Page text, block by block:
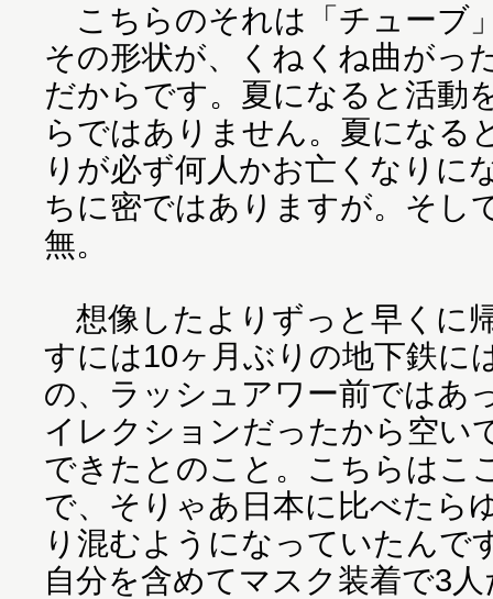
こちらのそれは「チューブ
その形状が、くねくね曲がっ
だからです。夏になると活動
らではありません。夏になる
りが必ず何人かお亡くなりに
ちに密ではありますが。そし
無。
想像したよりずっと早くに
すには10ヶ月ぶりの地下鉄に
の、ラッシュアワー前ではあ
イレクションだったから空い
できたとのこと。こちらはこ
で、そりゃあ日本に比べたら
り混むようになっていたんで
自分を含めてマスク装着で3